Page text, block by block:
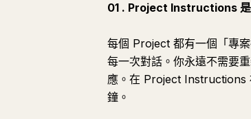
01 . Project Instructions 是
每個 Project 都有一個「專
每一次對話。你永遠不需要
應。在 Project Instructions
鐘。